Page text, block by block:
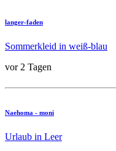
langer-faden
Sommerkleid in weiß-blau
vor 2 Tagen
Naehoma - moni
Urlaub in Leer